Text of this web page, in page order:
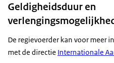
Geldigheidsduur en
De regievoerder kan voor meer
met de directie Internationale